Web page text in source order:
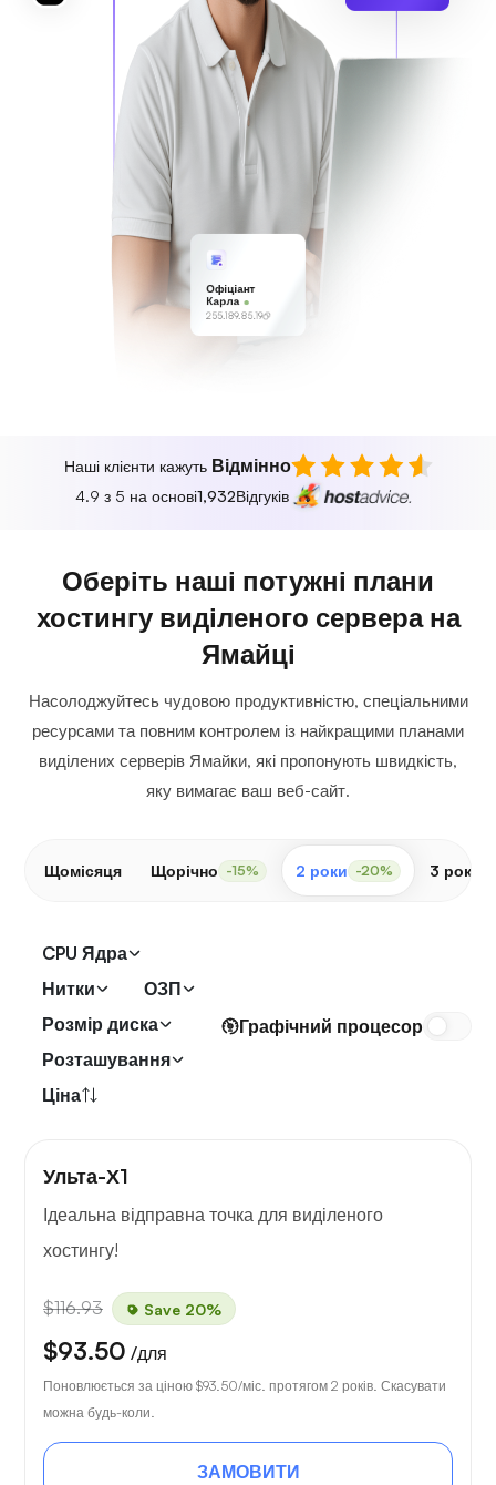
Офіціант
Карла
255.189.85.19
Наші клієнти кажуть Відмінно
4.9 з 5 на основі1,932Відгуків
Оберіть наші потужні плани
хостингу виділеного сервера на
Ямайці
Насолоджуйтесь чудовою продуктивністю, спеціальними
ресурсами та повним контролем із найкращими планами
виділених серверів Ямайки, які пропонують швидкість,
яку вимагає ваш веб-сайт.
Щомісяця Щорічно -15% 2 роки -20% 3 роки
CPU Ядра
Нитки
ОЗП
Розмір диска
Розташування
Ціна
Графічний процесор
Ульта-Х1
Ідеальна відправна точка для виділеного
хостингу!
$116.93 Save 20%
$93.50 /для
Поновлюється за ціною $93.50/міс. протягом 2 років. Скасувати
можна будь-коли.
ЗАМОВИТИ